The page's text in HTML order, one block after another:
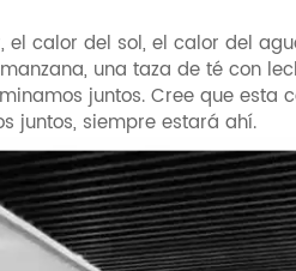
calor del sol, el calor del
una taza de té con
juntos. Cree que esta
juntos, siempre estará ahí.